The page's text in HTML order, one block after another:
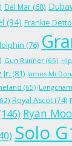
Del Mar (68)
(94) Frankie
(76)
Gun Runner (65)
(81) James
(65)
Royal Ascot (74)
Ryan
Solo